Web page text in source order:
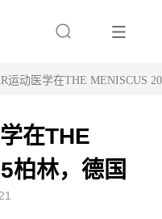
运动医学在THE MENISCUS
在THE
柏林，德国